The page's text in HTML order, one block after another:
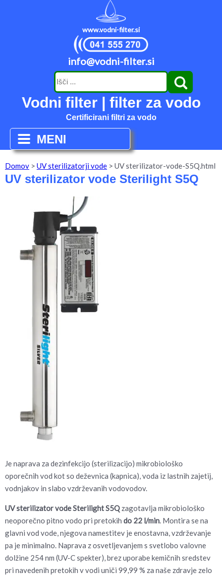
www.vodni-filter.si
info@vodni-filter.si
Vodni filter | filter za vodo
Certificirani filtri za vodo
MENI
Domov > UV sterilizatorji vode > UV sterilizator-vode-S5Q.html
UV sterilizator vode Sterilight S5Q
Je naprava za dezinfekcijo (sterilizacijo) mikrobiološko
oporečnih vod kot so deževnica (kapnica), voda iz lastnih zajetij,
vodnjakov in slabo vzdrževanih vodovodov.
UV sterilizator vode Sterilight S5Q zagotavlja mikrobiološko
neoporečno pitno vodo pri pretokih do 22 l/min. Montira se na
glavni vod vode, njegova namestitev je enostavna, vzdrževanje
pa je minimalno. Naprava z osvetljevanjem s svetlobo valovne
dolžine 254 nm (UV-C spekter), brez uporabe kemičnih sredstev
pri navedenih pretokih v vodi uniči 99,99 % za naše zdravje zelo